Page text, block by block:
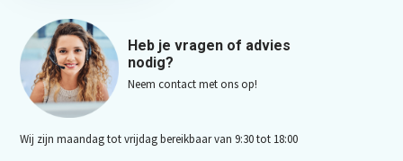
Heb je vragen of advies
nodig?
Neem contact met ons op!
Wij zijn maandag tot vrijdag bereikbaar van 9:30 tot 18:00